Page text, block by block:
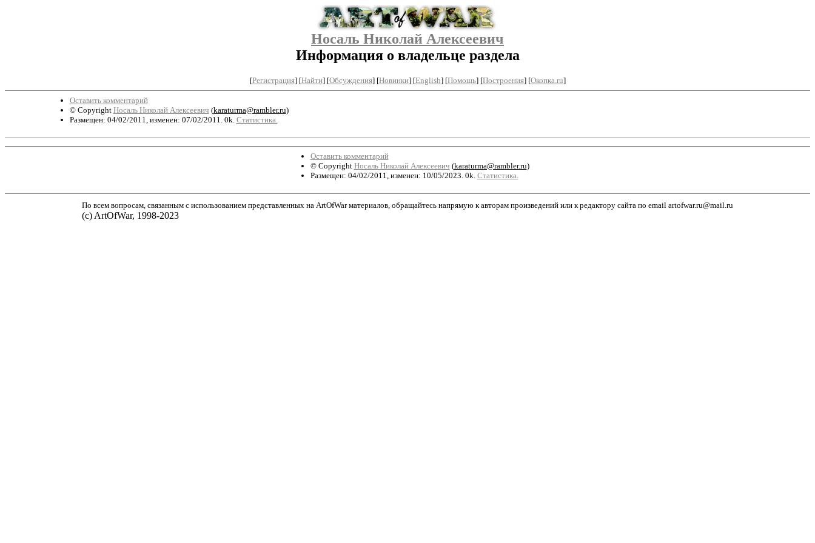
Носаль Николай Алексеевич
Информация о владельце раздела
[Регистрация] [Найти] [Обсуждения] [Новинки] [English] [Помощь] [Построения] [Окопка.ru]
Оставить комментарий
© Copyright Носаль Николай Алексеевич (karaturma@rambler.ru)
Размещен: 04/02/2011, изменен: 07/02/2011. 0k. Статистика.
Оставить комментарий
© Copyright Носаль Николай Алексеевич (karaturma@rambler.ru)
Размещен: 04/02/2011, изменен: 10/05/2023. 0k. Статистика.
По всем вопросам, связанным с использованием представленных на ArtOfWar материалов, обращайтесь напрямую к авторам произведений или к редактору сайта по email artofwar.ru@mail.ru
(с) ArtOfWar, 1998-2023